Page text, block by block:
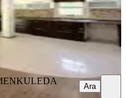
EDA DARENDELİ
EDA
Ara